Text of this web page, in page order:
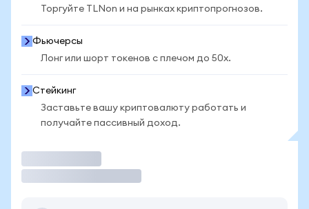
Торгуйте TLNon и на рынках криптопрогнозов.
Фьючерсы
Лонг или шорт токенов с плечом до 50x.
Стейкинг
Заставьте вашу криптовалюту работать и
получайте пассивный доход.